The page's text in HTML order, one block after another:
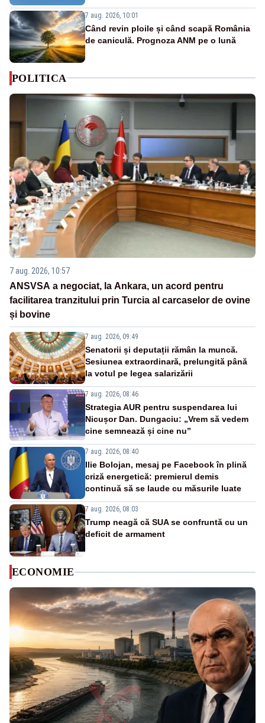
7 aug. 2026, 10:01
Când revin ploile și când scapă România
de caniculă. Prognoza ANM pe o lună
POLITICA
7 aug. 2026, 10:57
ANSVSA a negociat, la Ankara, un acord pentru
facilitarea tranzitului prin Turcia al carcaselor de ovine
și bovine
7 aug. 2026, 09:49
Senatorii și deputații rămân la muncă.
Sesiunea extraordinară, prelungită până
la votul pe legea salarizării
7 aug. 2026, 08:46
Strategia AUR pentru suspendarea lui
Nicușor Dan. Dungaciu: „Vrem să vedem
cine semnează și cine nu”
7 aug. 2026, 08:40
Ilie Bolojan, mesaj pe Facebook în plină
criză energetică: premierul demis
continuă să se laude cu măsurile luate
7 aug. 2026, 08:03
Trump neagă că SUA se confruntă cu un
deficit de armament
ECONOMIE